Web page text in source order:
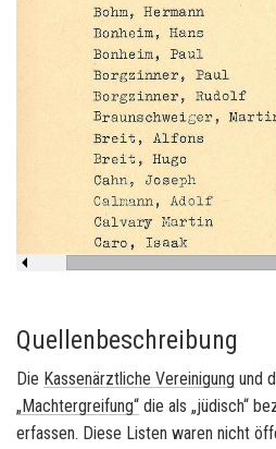
Quellenbeschreibung
Die Kassenärztliche Vereinigung und
„Machtergreifung“ die als „jüdisch“
erfassen. Diese Listen waren nicht